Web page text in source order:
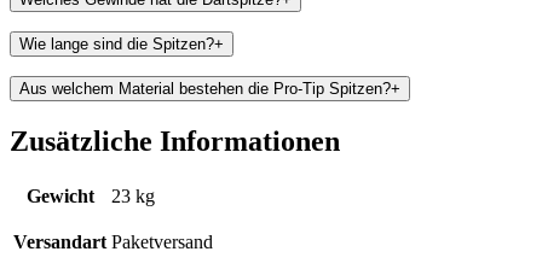
Wie lange sind die Spitzen?+
Aus welchem Material bestehen die Pro-Tip Spitzen?+
Zusätzliche Informationen
Gewicht 23 kg
Versandart Paketversand